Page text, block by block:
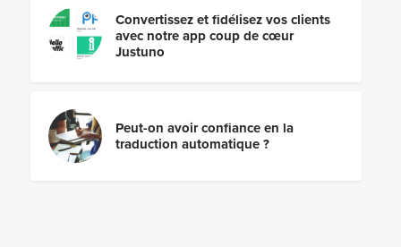
Convertissez et fidélisez vos clients
avec notre app coup de cœur
Justuno
Peut-on avoir confiance en la
traduction automatique ?